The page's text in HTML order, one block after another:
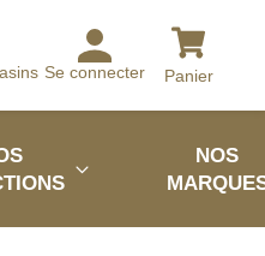
Se connecter Panier
NOS